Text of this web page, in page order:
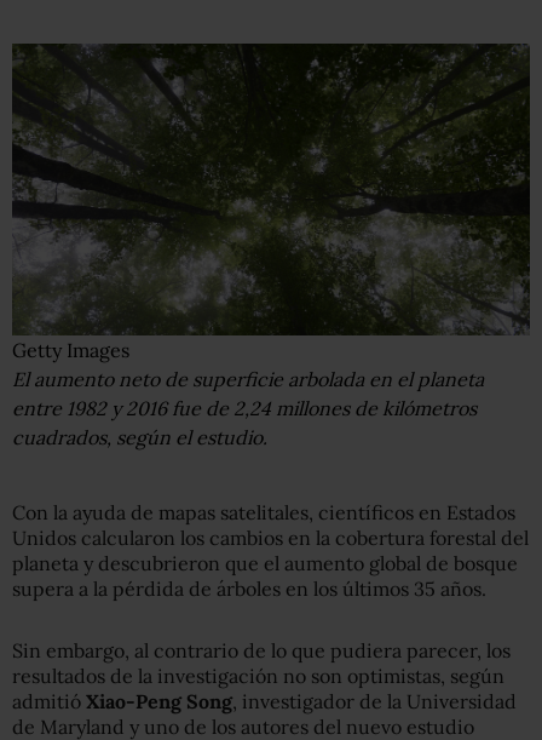
Getty Images
El aumento neto de superficie arbolada en el planeta
entre 1982 y 2016 fue de 2,24 millones de kilómetros
cuadrados, según el estudio.
Con la ayuda de mapas satelitales, científicos en Estados
Unidos calcularon los cambios en la cobertura forestal del
planeta y descubrieron que el aumento global de bosque
supera a la pérdida de árboles en los últimos 35 años.
Sin embargo, al contrario de lo que pudiera parecer, los
resultados de la investigación no son optimistas, según
admitió Xiao-Peng Song , investigador de la Universidad
de Maryland y uno de los autores del nuevo estudio